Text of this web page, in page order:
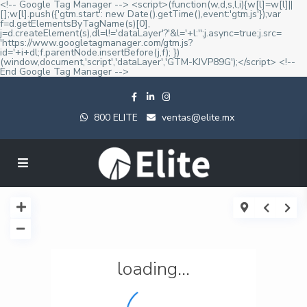
<!-- Google Tag Manager --> <script>(function(w,d,s,l,i){w[l]=w[l]||
[];w[l].push({'gtm.start': new Date().getTime(),event:'gtm.js'});var
f=d.getElementsByTagName(s)[0],
j=d.createElement(s),dl=l!='dataLayer'?'&l='+l:'';j.async=true;j.src=
'https://www.googletagmanager.com/gtm.js?
id='+i+dl;f.parentNode.insertBefore(j,f); })
(window,document,'script','dataLayer','GTM-KJVP89G');</script> <!--
End Google Tag Manager -->
800 ELITE ventas@elite.mx
loading...